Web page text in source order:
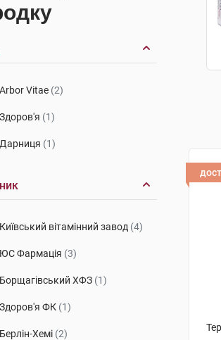
Arbor Vitae (2)
Здоров'я (1)
Дарниця (1)
Київський вітамінний завод (4)
ЮС Фармація (3)
Борщагівський ХФЗ (1)
Здоров'я ФК (1)
Берлін-Хемі (2)